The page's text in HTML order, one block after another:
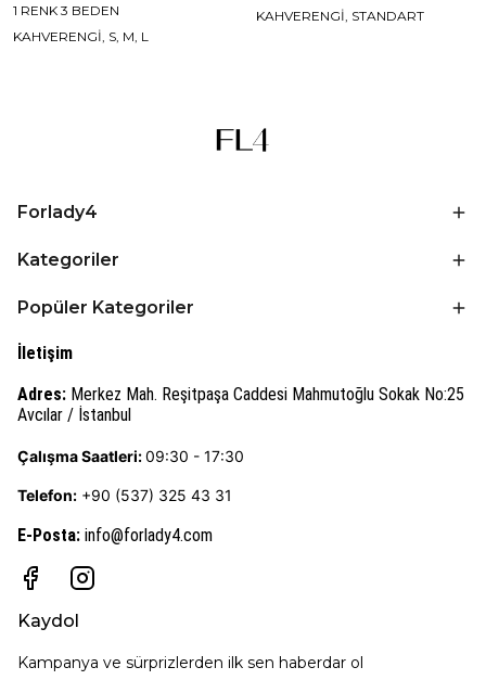
1 RENK 3 BEDEN
KAHVERENGİ, S, M, L
KAHVERENGİ, STANDART
Forlady4
Kategoriler
Popüler Kategoriler
İletişim
Adres: Merkez Mah. Reşitpaşa Caddesi Mahmutoğlu Sokak No:25
Avcılar / İstanbul
Çalışma Saatleri:09:30 - 17:30
Telefon: +90 (537) 325 43 31
E-Posta: info@forlady4.com
Kaydol
Kampanya ve sürprizlerden ilk sen haberdar ol